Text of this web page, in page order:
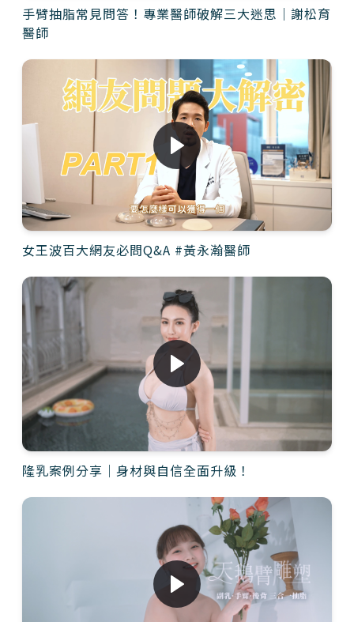
手臂抽脂常見問答！專業醫師破解三大迷思｜謝松育
醫師
女王波百大網友必問Q&A #黃永瀚醫師
隆乳案例分享｜身材與自信全面升級！